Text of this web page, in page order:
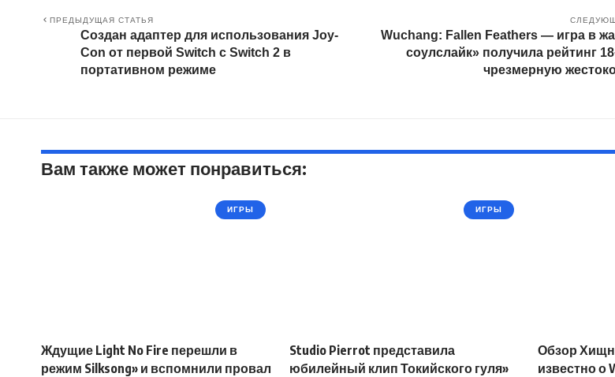
ПРЕДЫДУЩАЯ СТАТЬЯ
Создан адаптер для использования Joy-
Con от первой Switch с Switch 2 в
портативном режиме
Wuchang: Fallen Feathers — игра в
соулслайк» получила рейтинг
чрезмерную
Вам также может понравиться:
ИГРЫ
Ждущие Light No Fire перешли в
режим Silksong» и вспомнили провал
ИГРЫ
Studio Pierrot представила
юбилейный клип Токийского гуля»
Обзор
известно о